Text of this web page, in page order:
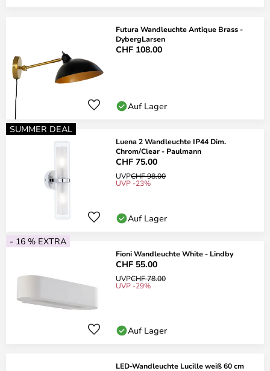
Futura Wandleuchte Antique Brass -
DybergLarsen
CHF 108.00
Auf Lager
SUMMER DEAL
Luena 2 Wandleuchte IP44 Dim.
Chrom/Clear - Paulmann
CHF 75.00
UVPCHF 98.00
UVP -23%
Auf Lager
- 16 % EXTRA
Fioni Wandleuchte White - Lindby
CHF 55.00
UVPCHF 78.00
UVP -29%
Auf Lager
LED-Wandleuchte Lucille weiß 60 cm